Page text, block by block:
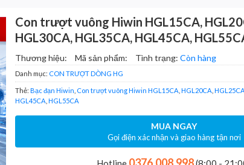
Con trượt vuông Hiwin HGL15CA,
HGL30CA, HGL35CA, HGL45CA,
Thương hiệu: Mã sản phẩm: Tình trạng: Còn hàng
Danh mục: CON TRƯỢT DÒNG HG
Thẻ: Bạc đạn Hiwin Con trượt vuông Hiwin HGL15CA HGL20CA HGL25CA
HGL45CA HGL55CA
MUA NGAY
Gọi điện xác nhận và giao hàng tận nơi